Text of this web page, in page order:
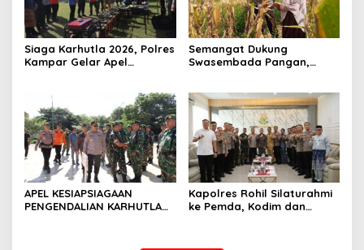
Siaga Karhutla 2026, Polres
Kampar Gelar Apel
Semangat Dukung
Swasembada Pangan,
Sendayan
APEL KESIAPSIAGAAN
PENGENDALIAN KARHUTLA
Kapolres Rohil Silaturahmi
ke Pemda, Kodim dan